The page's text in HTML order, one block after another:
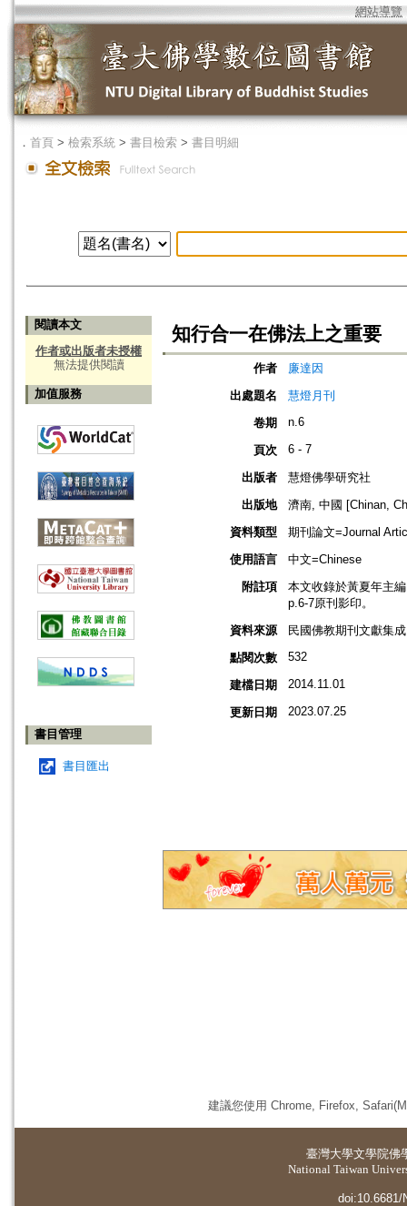
網站導覽
． 首頁 > 檢索系統 > 書目檢索 > 書目明細
閱讀本文
作者或出版者未授權
無法提供閱讀
加值服務
書目管理
書目匯出
知行合一在佛法上之重要
作者
廉達因
出處題名
慧燈月刊
卷期
n.6
頁次 6 - 7
出版者
慧燈佛學研究社
出版地
濟南, 中國 [Chinan,
資料類型
期刊論文=Journal
使用語言
中文=Chinese
附註項
本文收錄於黃夏年主
p.6-7原刊影印。
資料來源
民國佛教期刊文獻集
點閱次數
532
建檔日期 2014.11.01
更新日期 2023.07.25
建議您使用 Chrome, Firefox,
臺灣大學文學院佛
National Taiwan
doi:10.6681/